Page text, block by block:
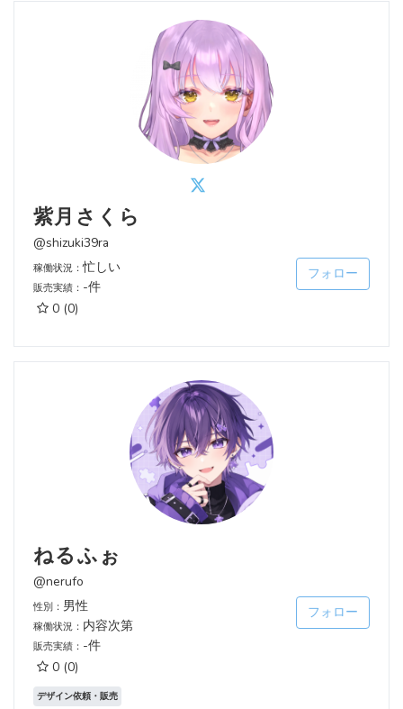
紫月さくら
@shizuki39ra
稼働状況：忙しい
販売実績： -件
0 (0)
フォロー
ねるふぉ
@nerufo
性別： 男性
稼働状況： 内容次第
販売実績： -件
0 (0)
フォロー
デザイン依頼・販売